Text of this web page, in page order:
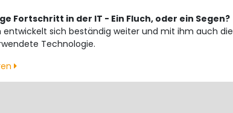
Fortschritt in der IT - Ein Fluch, oder ein Segen?
entwickelt sich beständig weiter und mit ihm auch die
Technologie.